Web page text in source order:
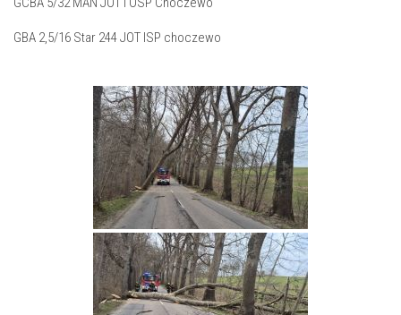
GBA 2,5/16 Star 244 JOT ISP choczewo